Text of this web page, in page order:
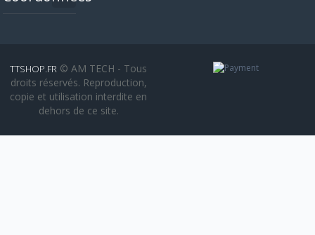
TTSHOP.FR © AM TECH - Tous
droits réservés. Reproduction,
copie et utilisation interdite en
dehors de ce site.